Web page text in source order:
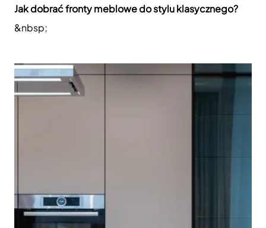
Jak dobrać fronty meblowe do stylu klasycznego?
&nbsp;